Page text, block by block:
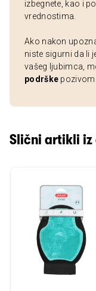
izbegnete, kao i
vrednostima.
Ako nakon
niste sigurni da li
vašeg ljubimca,
podrške
Slični artikli iz